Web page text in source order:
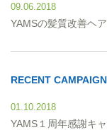
09.06.2018
YAMSの髪質改善ヘ
RECENT
01.10.2018
YAMS１周年感謝キ